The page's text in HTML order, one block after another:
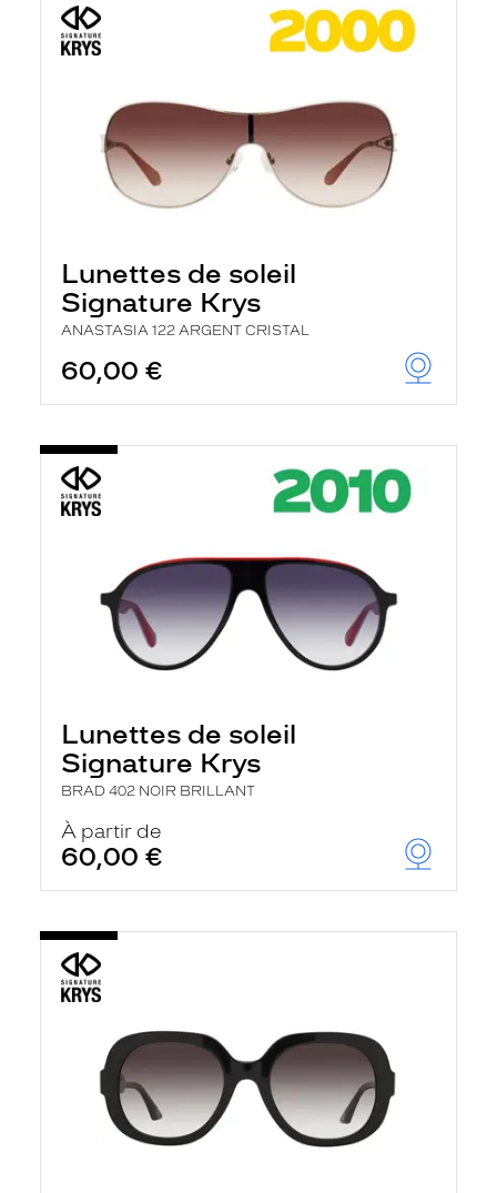
Lunettes de soleil
Signature Krys
ANASTASIA 122 ARGENT CRISTAL
60,00 €
Lunettes de soleil
Signature Krys
BRAD 402 NOIR BRILLANT
À partir de
60,00 €